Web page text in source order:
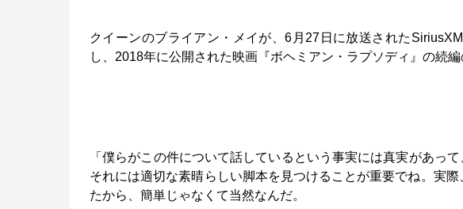
クイーンのブライアン・メイが、6月27日に放送された
し、2018年に公開された映画『ボヘミアン・ラプソディ』の続
「僕らがこの件について話しているという事実には真実があっ
それには適切な素晴らしい脚本を見つけることが重要でね。実
たから、簡単じゃなくて当然なんだ。